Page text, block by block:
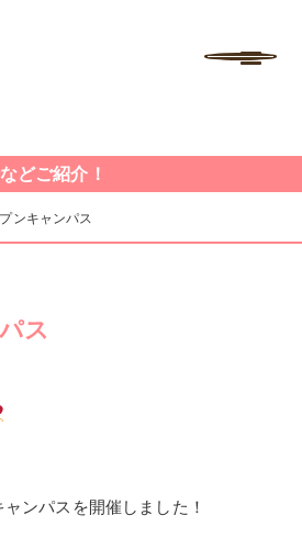
学校ちば愛犬動物フラワー学園
MENU
どご紹介！
ンキャンパス
ス
ンパスを開催しました！